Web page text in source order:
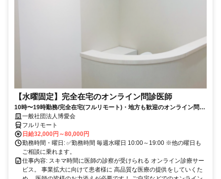
【水曜固定】完全在宅のオンライン問診医師
10時〜19時勤務/完全在宅(フルリモート)・地方も歓迎のオンライン問診
業務一般社団法人博愛会
フルリモート
日給32,000円～80,000円
勤務時間・曜日: ✅勤務時間 毎週水曜日 10:00～19:00 ※他の曜日も
ご相談に乗れます。
仕事内容: スキマ時間に医師の診察が受けられる オンライン診療サー
ビス。 事業拡大に向けて患者様に 高品質な医療の提供をしていくた